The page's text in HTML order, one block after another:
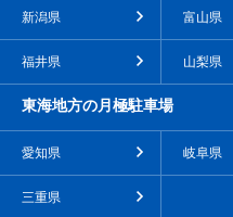
新潟県 富山県
福井県 山梨県
東海地方の月極駐車場
愛知県 岐阜県
三重県